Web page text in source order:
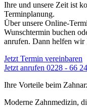
Ihre und unsere Zeit ist
Terminplanung.
Über unsere Online-
Wunschtermin buchen
anrufen. Dann helfen wir
Jetzt Termin vereinbaren
Jetzt anrufen 0228 - 66
Ihre Vorteile beim
Moderne Zahnmedizin,